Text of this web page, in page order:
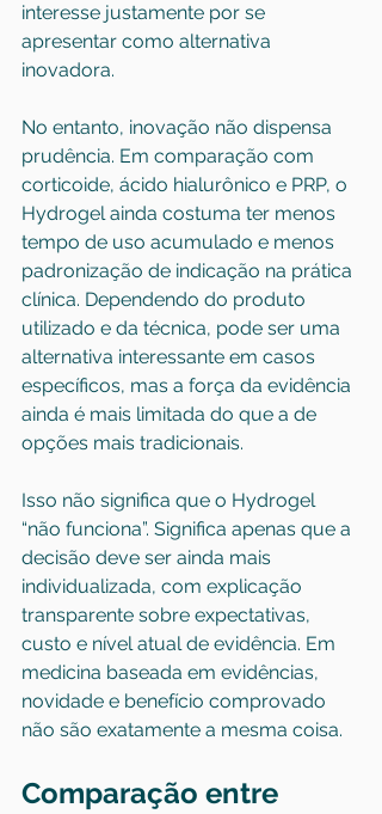
interesse justamente por se
apresentar como alternativa
inovadora.
No entanto, inovação não dispensa
prudência. Em comparação com
corticoide, ácido hialurônico e PRP, o
Hydrogel ainda costuma ter menos
tempo de uso acumulado e menos
padronização de indicação na prática
clínica. Dependendo do produto
utilizado e da técnica, pode ser uma
alternativa interessante em casos
específicos, mas a força da evidência
ainda é mais limitada do que a de
opções mais tradicionais.
Isso não significa que o Hydrogel
“não funciona”. Significa apenas que a
decisão deve ser ainda mais
individualizada, com explicação
transparente sobre expectativas,
custo e nível atual de evidência. Em
medicina baseada em evidências,
novidade e benefício comprovado
não são exatamente a mesma coisa.
Comparação entre